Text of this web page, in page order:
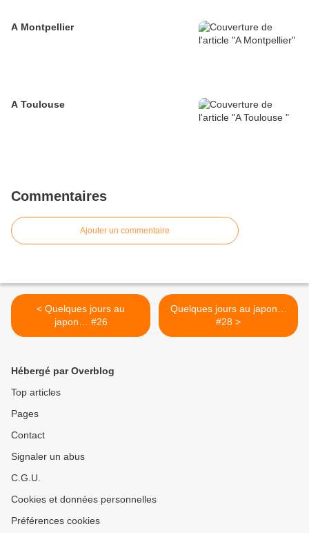
A Montpellier
A Toulouse
Commentaires
Ajouter un commentaire
< Quelques jours au
japon… #26
Quelques jours au japon…
#28 >
Hébergé par Overblog
Top articles
Pages
Contact
Signaler un abus
C.G.U.
Cookies et données personnelles
Préférences cookies